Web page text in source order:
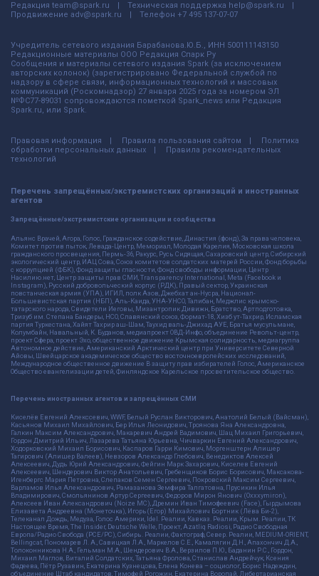
Редакция team@spark.ru Техническая поддержка help@spark.ru
Продвижение adv@spark.ru Телефон +7 495 137-07-07
Учредитель сетевого издания Барабанова.Ю.Б., ИНН 500111143150
Редакционные материалы ООО Редакция Спарк Ру
Сообщения и материалы сетевого издания Spark (за исключением
авторских колонок) (зарегистрировано Федеральной службой по
надзору в сфере связи, информационных технологий и массовых
коммуникаций (Роскомнадзор) 27 января 2025 года за номером ЭЛ
№ФС77-89031 сопровождаются пометкой Spark_news или Редакция
Spark.ru, или Spark.
Правовая информация Правила пользования сайтом
Политика
обработки персональных данных
Правила рекомендательных
технологий
Перечень запрещённых/экстремистских организаций и иностранных
агентов
Запрещённые/экстремистские организации и сообщества
Альянс Врачей, Агора, Голос, Гражданское содействие, Династия (фонд), За права человека,
Комитет против пыток, Левада-Центр, Мемориал, Молодая Карелия, Московская школа
гражданского просвещения, Пермь-36, Ракурс, Русь Сидящая, Сахаровский центр, Сибирский
экологический центр, ИАЦ Сова, Союз комитетов солдатских матерей России, Фонд борьбы
с коррупцией (ФБК), Фонд защиты гласности, Фонд свободы информации, Центр
Насилию.нет, Центр защиты прав СМИ, Transparency International, Meta (Facebook и
Instagram), Русский добровольческий корпус (РДК), Правый сектор, Украинская
повстанческая армия (УПА), ИГИЛ, полк Азов, Джебхат ан-Нусра, Национал-
Большевистская партия (НБП), Аль-Каида, УНА-УНСО, Талибан, Меджлис крымско-
татарского народа, Свидетели Иеговы, Мизантропик Дивижн, Братство, Артподготовка,
Тризуб им. Степана Бандеры, НСО, Славянский союз, Формат-18, Хизб ут-Тахрир, Исламская
партия Туркестана, Хайят Тахрир аш-Шам, Таухид валь-Джихад, АУЕ, Братья мусульмане,
Колумбайн, Навальный, К. Буданов, медиапроект ОВД-Инфо, объединение Револьт-центр,
проект Сфера, проект Эхо, общественное движение Крымская солидарность, медиагруппа
Автономное действие, Американский Арктический центр при Университете Северной
Айовы, Швейцарское академическое общество восточноевропейских исследований,
Международное общественное движение В защиту прав избирателей Голос, Американское
Общество евангелизации детей, Финляндское Карельское просветительское общество.
Перечень иностранных агентов и запрещённых СМИ
Киселёв Евгений Алекссевич, WWF, Белый Руслан Викторович, Анатолий Белый (Вайсман),
Касьянов Михаил Михайлович, Бер Илья Леонидович, Троянова Яна Александровна,
Галкин Максим Александрович, Макаревич Андрей Вадимович, Шац Михаил Григорьевич,
Гордон Дмитрий Ильич, Лазарева Татьяна Юрьевна, Чичваркин Евгений Александрович,
Ходорковский Михаил Борисович, Каспаров Гарри Кимович, Моргенштерн Алишер
Тагирович (Алишер Валеев), Невзоров Александр Глебович, Венедиктов Алексей
Алексеевич, Дудь Юрий Александрович, Фейгин Марк Захарович, Киселев Евгений
Алексеевич, Шендерович Виктор Анатольевич, Гребенщиков Борис Борисович, Максакова-
Игенбергс Мария Петровна, Слепаков Семен Сергеевич, Покровский Максим Сергеевич,
Варламов Илья Александрович, Рамазанова Земфира Талгатовна, Прусикин Илья
Владимирович, Смольянинов Артур Сергеевич, Федоров Мирон Янович (Oxxxymiron),
Алексеев Иван Александрович (Noize MC), Дремин Иван Тимофеевич (Face), Гырдымова
Елизавета Андреевна (Монеточка), Игорь(Егор) Михайлович Бортник (Лёва Би-2),
Телеканал Дождь, Медуза, Голос Америки, Idel. Реалии, Кавказ. Реалии, Крым. Реалии, ТК
Настоящее Время, The Insider, Deutsche Welle, Проект, Azatliq Radiosi, Радио Свободная
Европа/Радио Свобода (PCE/PC), Сибирь. Реалии, Фактограф, Север. Реалии, MEDIUM-ORIENT,
Bellingcat, Пономарев Л. А., Савицкая Л.А., Маркелов С.Е., Камалягин Д.Н., Апахончич Д.А.,
Толоконникова Н.А., Гельман М.А., Шендерович В.А., Верзилов П.Ю., Баданин Р.С., Гордон,
Михаил Маглов, Виталий Солдатских, Татьяна Фролова, Станислав Андрейчук, Ксения
Фадеева, Пётр Рузавин, Екатерина Кузнецова, Елена Конева – социолог, Борис Надеждин,
объединение Штаб кандидатов, Тимофей Рогожин, Екатерина Воропай, Либертарианская